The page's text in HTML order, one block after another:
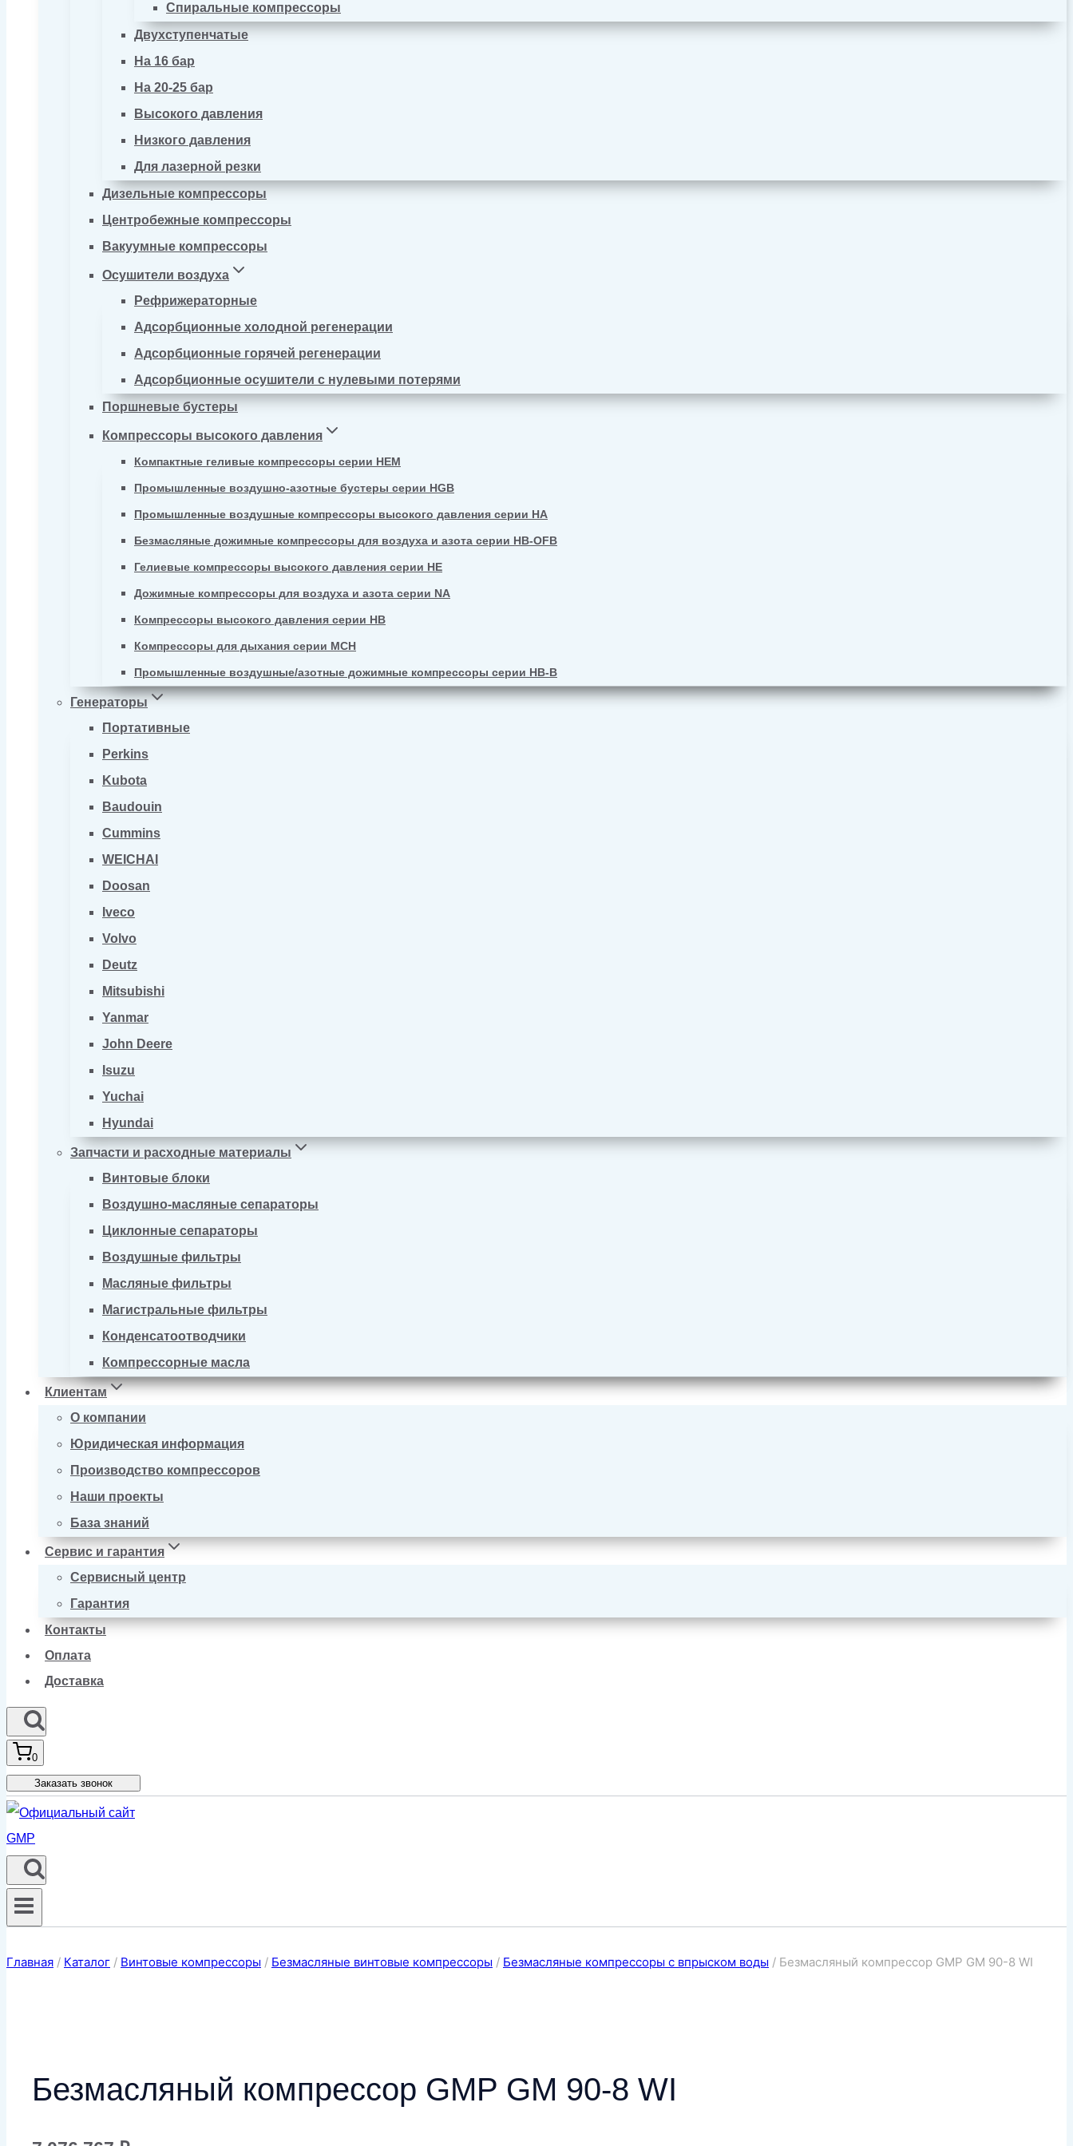
Спиральные компрессоры
Двухступенчатые
На 16 бар
На 20-25 бар
Высокого давления
Низкого давления
Для лазерной резки
Дизельные компрессоры
Центробежные компрессоры
Вакуумные компрессоры
Осушители воздуха
Рефрижераторные
Адсорбционные холодной регенерации
Адсорбционные горячей регенерации
Адсорбционные осушители с нулевыми потерями
Поршневые бустеры
Компрессоры высокого давления
Компактные геливые компрессоры серии HEM
Промышленные воздушно-азотные бустеры серии HGB
Промышленные воздушные компрессоры высокого давления серии HA
Безмасляные дожимные компрессоры для воздуха и азота серии HB-OFB
Гелиевые компрессоры высокого давления серии HE
Дожимные компрессоры для воздуха и азота серии NA
Компрессоры высокого давления серии HB
Компрессоры для дыхания серии MCH
Промышленные воздушные/азотные дожимные компрессоры серии HB-B
Генераторы
Портативные
Perkins
Kubota
Baudouin
Cummins
WEICHAI
Doosan
Iveco
Volvo
Deutz
Mitsubishi
Yanmar
John Deere
Isuzu
Yuchai
Hyundai
Запчасти и расходные материалы
Винтовые блоки
Воздушно-масляные сепараторы
Циклонные сепараторы
Воздушные фильтры
Масляные фильтры
Магистральные фильтры
Конденсатоотводчики
Компрессорные масла
Клиентам
О компании
Юридическая информация
Производство компрессоров
Наши проекты
База знаний
Сервис и гарантия
Сервисный центр
Гарантия
Контакты
Оплата
Доставка
0
Заказать звонок
Главная / Каталог / Винтовые компрессоры / Безмасляные винтовые компрессоры / Безмасляные компрессоры с впрыском воды / Безмасляный компрессор GMP GM 90-8 WI
Безмасляный компрессор GMP GM 90-8 WI